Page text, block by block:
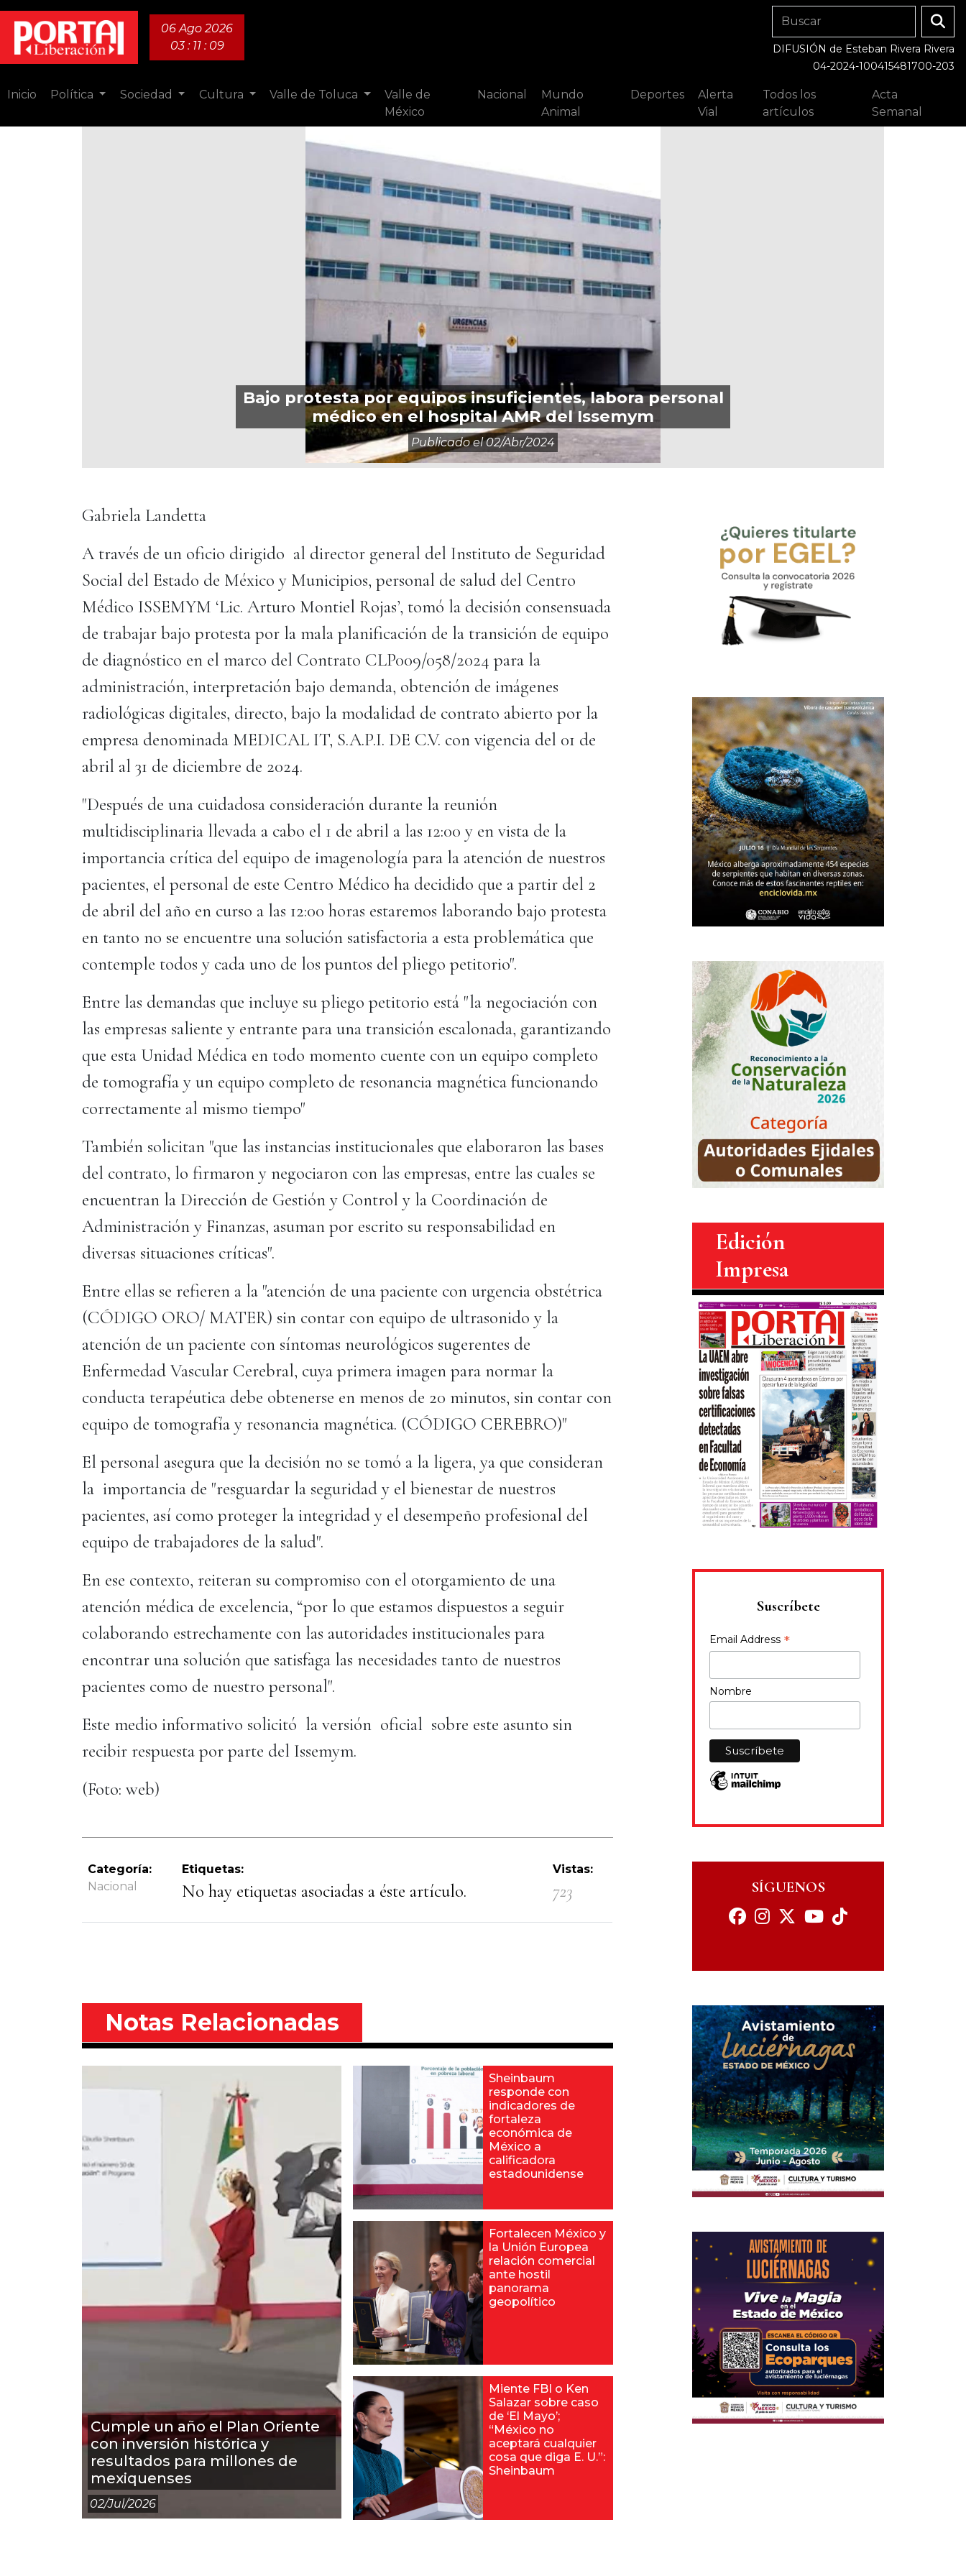
06 Ago 2026
03 : 11 : 10
DIFUSIÓN de Esteban Rivera Rivera
04-2024-100415481700-203
Inicio Política Sociedad Cultura Valle de Toluca
Valle de
México
Nacional
Mundo
Animal
Deportes
Alerta
Vial
Todos los
artículos
Acta
Semanal
Bajo protesta por equipos insuficientes, labora personal
médico en el hospital AMR del Issemym
Publicado el02/abr/2024
Gabriela Landetta
A través de un oficio dirigido al director general del Instituto de Seguridad
Social del Estado de México y Municipios, personal de salud del Centro
Médico ISSEMYM ‘Lic. Arturo Montiel Rojas’, tomó la decisión consensuada
de trabajar bajo protesta por la mala planificación de la transición de equipo
de diagnóstico en el marco del Contrato CLP009/058/2024 para la
administración, interpretación bajo demanda, obtención de imágenes
radiológicas digitales, directo, bajo la modalidad de contrato abierto por la
empresa denominada MEDICAL IT, S.A.P.I. DE C.V. con vigencia del 01 de
abril al 31 de diciembre de 2024.
"Después de una cuidadosa consideración durante la reunión
multidisciplinaria llevada a cabo el 1 de abril a las 12:00 y en vista de la
importancia crítica del equipo de imagenología para la atención de nuestros
pacientes, el personal de este Centro Médico ha decidido que a partir del 2
de abril del año en curso a las 12:00 horas estaremos laborando bajo protesta
en tanto no se encuentre una solución satisfactoria a esta problemática que
contemple todos y cada uno de los puntos del pliego petitorio".
Entre las demandas que incluye su pliego petitorio está "la negociación con
las empresas saliente y entrante para una transición escalonada, garantizando
que esta Unidad Médica en todo momento cuente con un equipo completo
de tomografía y un equipo completo de resonancia magnética funcionando
correctamente al mismo tiempo"
También solicitan "que las instancias institucionales que elaboraron las bases
del contrato, lo firmaron y negociaron con las empresas, entre las cuales se
encuentran la Dirección de Gestión y Control y la Coordinación de
Administración y Finanzas, asuman por escrito su responsabilidad en
diversas situaciones críticas".
Entre ellas se refieren a la "atención de una paciente con urgencia obstétrica
(CÓDIGO ORO/ MATER) sin contar con equipo de ultrasonido y la
atención de un paciente con síntomas neurológicos sugerentes de
Enfermedad Vascular Cerebral, cuya primera imagen para normar la
conducta terapéutica debe obtenerse en menos de 20 minutos, sin contar con
equipo de tomografía y resonancia magnética. (CÓDIGO CEREBRO)"
El personal asegura que la decisión no se tomó a la ligera, ya que consideran
la importancia de "resguardar la seguridad y el bienestar de nuestros
pacientes, así como proteger la integridad y el desempeño profesional del
equipo de trabajadores de la salud".
En ese contexto, reiteran su compromiso con el otorgamiento de una
atención médica de excelencia, “por lo que estamos dispuestos a seguir
colaborando estrechamente con las autoridades institucionales para
encontrar una solución que satisfaga las necesidades tanto de nuestros
pacientes como de nuestro personal".
Este medio informativo solicitó la versión oficial sobre este asunto sin
recibir respuesta por parte del Issemym.
(Foto: web)
Categoría:
Nacional
Etiquetas:
No hay etiquetas asociadas a éste artículo.
Vistas:
723
Notas Relacionadas
Cumple un año el Plan Oriente
con inversión histórica y
resultados para millones de
mexiquenses
02/jul/2026
Sheinbaum
responde con
indicadores de
fortaleza
económica de
México a
calificadora
estadounidense
Fortalecen México y
la Unión Europea
relación comercial
ante hostil
panorama
geopolítico
Miente FBI o Ken
Salazar sobre caso
de ‘El Mayo’;
“México no
aceptará cualquier
cosa que diga E. U.”:
Sheinbaum
Edición
Impresa
Suscríbete
Email Address *
Nombre
SÍGUENOS